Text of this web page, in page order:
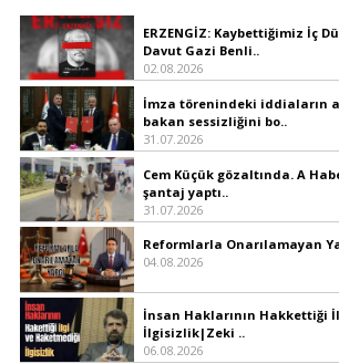
ERZENGİZ: Kaybettiğimiz İç
Davut Gazi Benli..
02.08.2026
İmza törenindeki iddiaların
bakan sessizliğini bo..
31.07.2026
Cem Küçük gözaltında. A
şantaj yaptı..
31.07.2026
Reformlarla Onarılamayan
04.08.2026
İnsan Haklarının Hakkettiği
İlgisizlik|Zeki ..
06.08.2026